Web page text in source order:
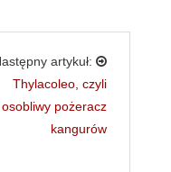
artykuł:
Thylacoleo, czyli
osobliwy pożeracz
kangurów